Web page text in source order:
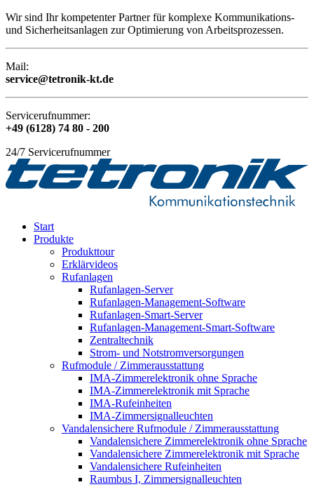
Wir sind Ihr kompetenter Partner für komplexe Kommunikations-
und Sicherheitsanlagen zur Optimierung von Arbeitsprozessen.
Mail:
service@tetronik-kt.de
Servicerufnummer:
+49 (6128) 74 80 - 200
24/7 Servicerufnummer
Start
Produkte
Produkttour
Erklärvideos
Rufanlagen
Rufanlagen-Server
Rufanlagen-Management-Software
Rufanlagen-Smart-Server
Rufanlagen-Management-Smart-Software
Zentraltechnik
Strom- und Notstromversorgungen
Rufmodule / Zimmerausstattung
IMA-Zimmerelektronik ohne Sprache
IMA-Zimmerelektronik mit Sprache
IMA-Rufeinheiten
IMA-Zimmersignalleuchten
Vandalensichere Rufmodule / Zimmerausstattung
Vandalensichere Zimmerelektronik ohne Sprache
Vandalensichere Zimmerelektronik mit Sprache
Vandalensichere Rufeinheiten
Raumbus I, Zimmersignalleuchten